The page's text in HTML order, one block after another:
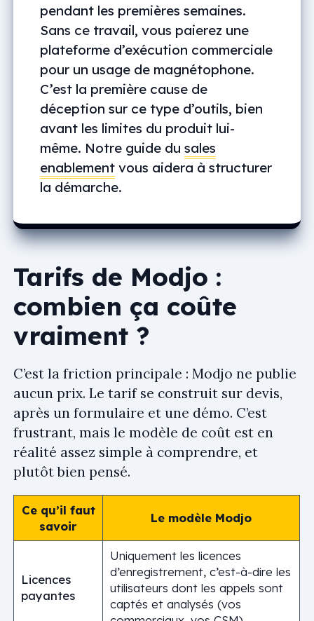
pendant les premières semaines.
Sans ce travail, vous paierez une
plateforme d’exécution commerciale
pour un usage de magnétophone.
C’est la première cause de
déception sur ce type d’outils, bien
avant les limites du produit lui-
même. Notre guide du sales
enablement vous aidera à structurer
la démarche.
Tarifs de Modjo :
combien ça coûte
vraiment ?
C’est la friction principale : Modjo ne publie
aucun prix. Le tarif se construit sur devis,
après un formulaire et une démo. C’est
frustrant, mais le modèle de coût est en
réalité assez simple à comprendre, et
plutôt bien pensé.
Ce qu’il faut
savoir
Le modèle Modjo
Licences
payantes
Uniquement les licences
d’enregistrement, c’est-à-dire les
utilisateurs dont les appels sont
captés et analysés (vos